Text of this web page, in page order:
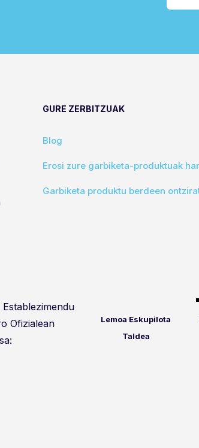
GURE ZERBITZUAK
Blog
Erosi zure garbiketa-produktuak
Garbiketa produktu berdeen
Ofizialean
Lemoa Eskupilota
Taldea